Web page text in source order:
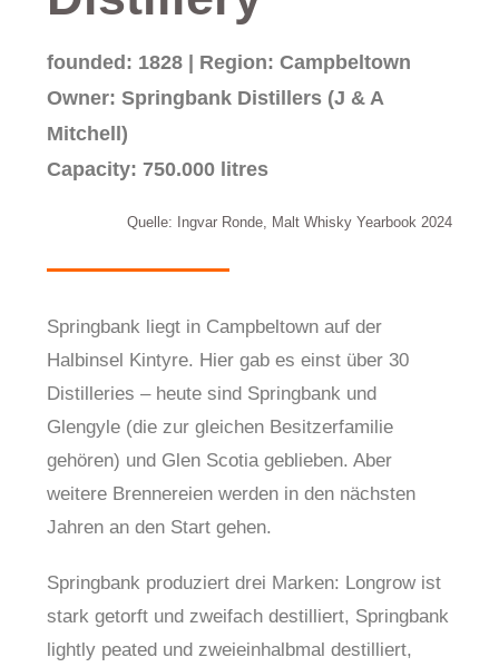
founded: 1828 | Region: Campbeltown
Owner: Springbank Distillers (J & A
Mitchell)
Capacity: 750.000 litres
Quelle: Ingvar Ronde, Malt Whisky Yearbook 2024
Springbank liegt in Campbeltown auf der
Halbinsel Kintyre. Hier gab es einst über 30
Distilleries – heute sind Springbank und
Glengyle (die zur gleichen Besitzerfamilie
gehören) und Glen Scotia geblieben. Aber
weitere Brennereien werden in den nächsten
Jahren an den Start gehen.
Springbank produziert drei Marken: Longrow ist
stark getorft und zweifach destilliert, Springbank
lightly peated und zweieinhalbmal destilliert,